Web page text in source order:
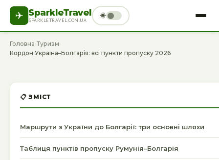
✈ SparkleTravel
SPARKLETRAVEL.COM.UA
☀️
ГОЛОВНА
ЗДОРОВ’Я СПОРТ ТЕХНІКА ФІНАНСИ
Головна ›Туризм ›
Кордон Україна–Болгарія: всі пункти пропуску 2026
📋 ЗМІСТ
Маршрути з України до Болгарії: три основні шляхи
Таблиця пунктів пропуску Румунія–Болгарія